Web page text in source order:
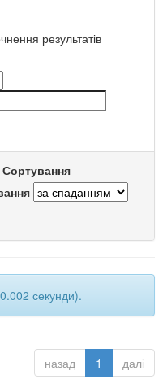
результатів
Сортування
секунди).
назад 1 далі